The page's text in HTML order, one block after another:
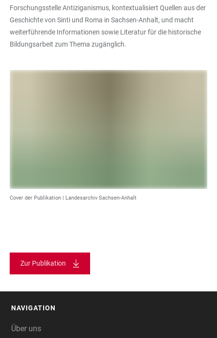
Forschungsstelle Antiziganismus, kontextualisiert Quellen aus der
Geschichte von Sinti und Roma in Sachsen-Anhalt, und macht
weiterführende Informationen sowie Literatur für die historische
Bildungsarbeit zum Thema zugänglich.
Cover der Publikation | Landesarchiv Sachsen-Anhalt
Zur Publikation
NAVIGATION
Über uns